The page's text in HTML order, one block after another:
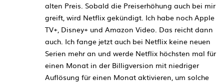
alten Preis. Sobald die Preiserhöhung auch bei mir
greift, wird Netflix gekündigt. Ich habe noch Apple
TV+, Disney+ und Amazon Video. Das reicht dann
auch. Ich fange jetzt auch bei Netflix keine neuen
Serien mehr an und werde Netflix höchsten mal für
einen Monat in der Billigversion mit niedriger
Auflösung für einen Monat aktivieren, um solche